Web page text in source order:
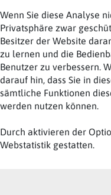
Wenn Sie diese Analyse
Privatsphäre zwar
Besitzer der Website
zu lernen und die
Benutzer zu verbessern.
darauf hin, dass Sie in
sämtliche Funktionen
werden nutzen können.
Durch aktivieren der
Webstatistik gestatten.